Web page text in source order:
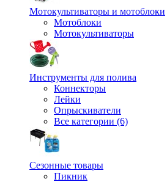
Мотокультиваторы и мотоблоки
Мотоблоки
Мотокультиваторы
Инструменты для полива
Коннекторы
Лейки
Опрыскиватели
Все категории (6)
Сезонные товары
Пикник